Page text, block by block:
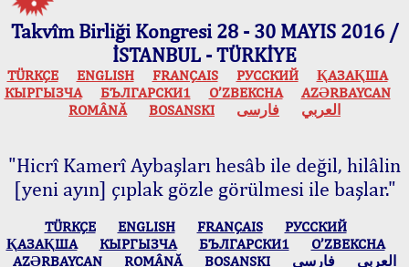
Takvîm Birliği Kongresi 28 - 30 MAYIS 2016 /
İSTANBUL - TÜRKİYE
TÜRKÇE ENGLISH FRANÇAIS РУССКИЙ
ҚАЗАҚША
КЫPГЫЗЧA
БЪЛГАРСКИ1 O’ZBEKCHA
AZӘRBAYCAN
ROMÂNĂ
BOSANSKI العربي فارسی
"Hicrî Kamerî Aybaşları hesâb ile değil, hilâlin
[yeni ayın] çıplak gözle görülmesi ile başlar."
TÜRKÇE ENGLISH FRANÇAIS
РУССКИЙ
ҚАЗАҚША
КЫPГЫЗЧA БЪЛГАРСКИ1
O’ZBEKCHA
AZӘRBAYCAN
ROMÂNĂ BOSANSKI العربي فارسی